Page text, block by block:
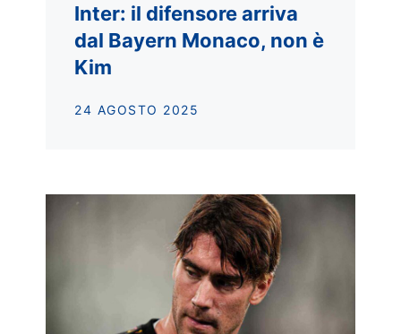
Inter: il difensore arriva
dal Bayern Monaco, non è
Kim
24 AGOSTO 2025